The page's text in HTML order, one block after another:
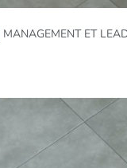
MANAGEMENT ET